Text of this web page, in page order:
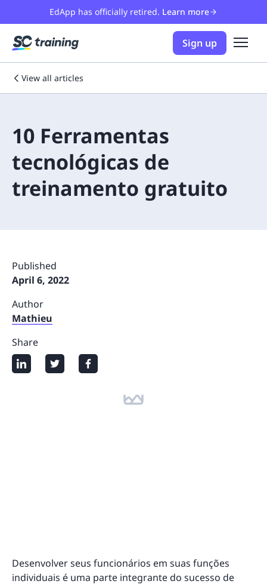
EdApp has officially retired. Learn more
Sign up
View all articles
10 Ferramentas
tecnológicas de
treinamento gratuito
Published
April 6, 2022
Author
Mathieu
Share
Desenvolver seus funcionários em suas funções
individuais é uma parte integrante do sucesso de